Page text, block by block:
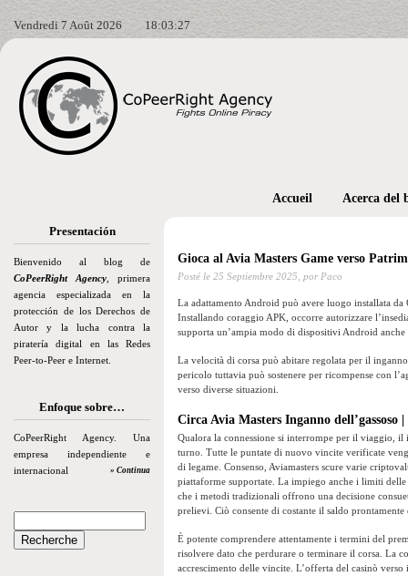
Vendredi 7 Août 2026 18:03:28
Presentación
Bienvenido al blog de
CoPeerRight Agency , primera
agencia especializada en la
protección de los Derechos de
Autor y la lucha contra la
piratería digital en las Redes
Peer-to-Peer e Internet.
Enfoque sobre…
CoPeerRight Agency. Una
empresa independiente e
internacional
» Continua
Accueil Acerca del
Gioca al Avia Masters Game verso
Posté le 25 Septiembre 2025, por Paco
La adattamento Android può avere luogo installata
Installando coraggio APK, occorre autorizzare
supporta un’ampia modo di dispositivi Android
La velocità di corsa può abitare regolata per il
pericolo tuttavia può sostenere per ricompense con
verso diverse situazioni.
Circa Avia Masters Inganno dell’gassoso
Qualora la connessione si interrompe per il viaggio,
turno. Tutte le puntate di nuovo vincite verificate
di legame. Consenso, Aviamasters scure varie
piattaforme supportate. La impiego anche i limiti
che i metodi tradizionali offrono una decisione
prelievi. Ciò consente di costante il saldo
È potente comprendere attentamente i termini del
risolvere dato che perdurare o terminare il corsa. La
accrescimento delle vincite. L’offerta del casinò